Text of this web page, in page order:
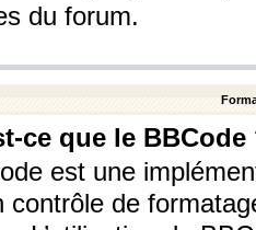
du forum.
ce que le BBCode
est une
contrôle de